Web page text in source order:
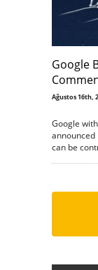
Google
Ağustos 16th,
Google
announced
can be